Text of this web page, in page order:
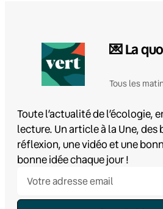
💌 La
Tous les
Toute l’actualité de l’écologie,
lecture. Un article à la Une, des
réflexion, une vidéo et une
bonne idée chaque jour !